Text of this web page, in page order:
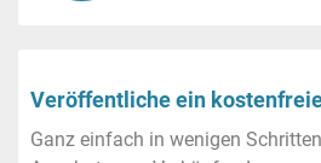
Veröffentliche ein
Ganz einfach in wenigen